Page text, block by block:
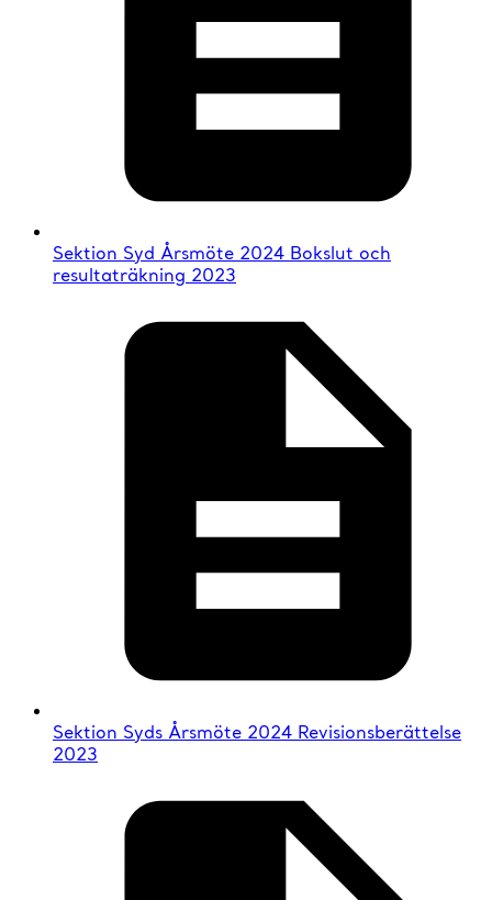
Sektion Syd Årsmöte 2024 Bokslut och
resultaträkning 2023
Sektion Syds Årsmöte 2024 Revisionsberättelse
2023